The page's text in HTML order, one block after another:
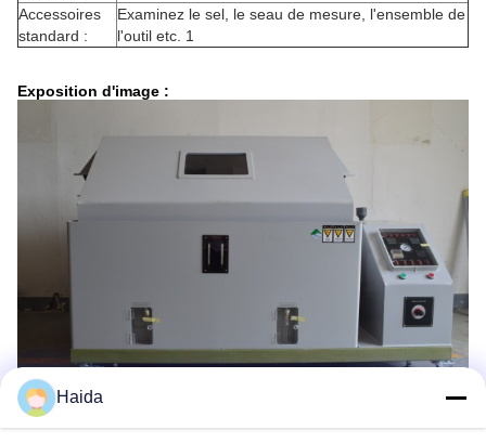
Accessoires
standard :
Examinez le sel, le seau de mesure, l'ensemble de
l'outil etc. 1
Exposition d'image :
Haida